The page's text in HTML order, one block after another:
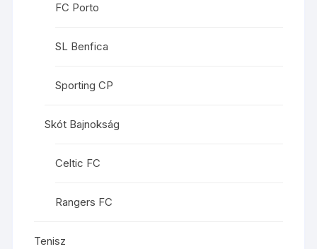
FC Porto
SL Benfica
Sporting CP
Skót Bajnokság
Celtic FC
Rangers FC
Tenisz